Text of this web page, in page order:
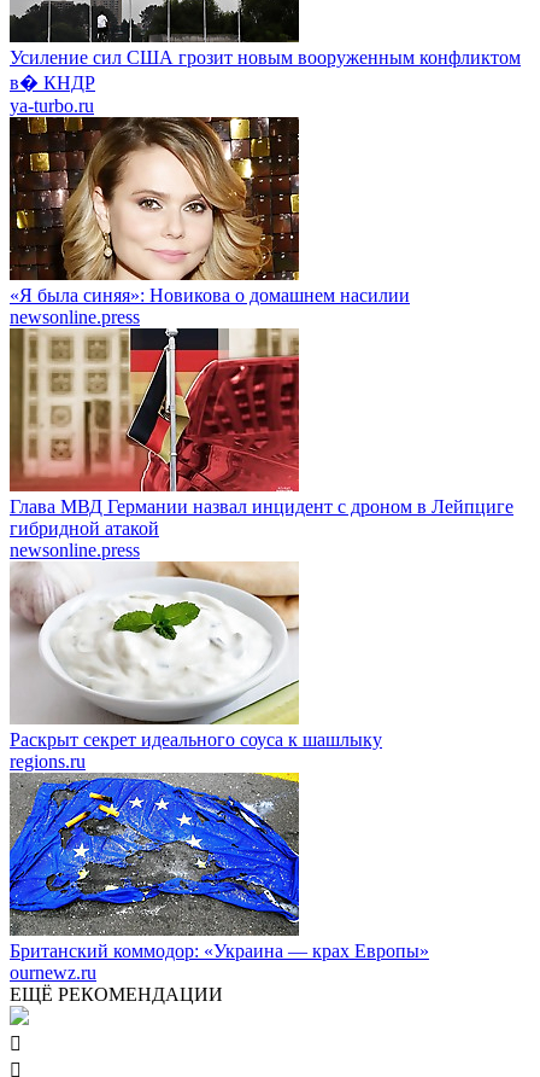
Усиление сил США грозит новым вооруженным конфликтом
в� КНДР
ya-turbo.ru
«Я была синяя»: Новикова о домашнем насилии
newsonline.press
Глава МВД Германии назвал инцидент с дроном в Лейпциге
гибридной атакой
newsonline.press
Раскрыт секрет идеального соуса к шашлыку
regions.ru
Британский коммодор: «Украина — крах Европы»
ournewz.ru
ЕЩЁ РЕКОМЕНДАЦИИ

